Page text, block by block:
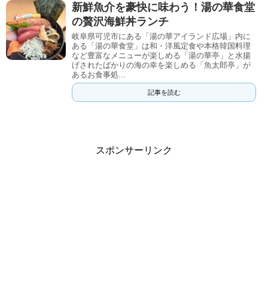
新鮮魚介を豪快に味わう！湯の華食堂
の贅沢海鮮丼ランチ
岐阜県可児市にある「湯の華アイランド広場」内に
ある「湯の華食堂」は和・洋風定食や本格韓国料理
など豊富なメニューが楽しめる「湯の華亭」と水揚
げされたばかりの海の幸を楽しめる「魚太郎亭」が
あるお食事処...
記事を読む
スポンサーリンク